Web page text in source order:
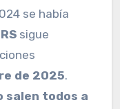
se había
sigue
de 2025.
salen todos a